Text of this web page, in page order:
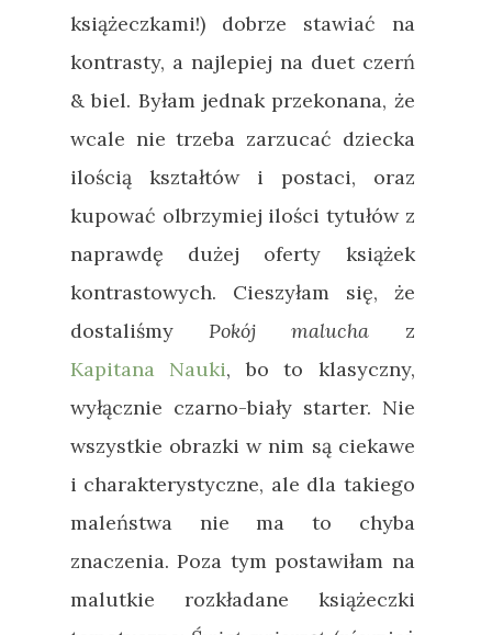
książeczkami!) dobrze stawiać na
kontrasty, a najlepiej na duet czerń
& biel. Byłam jednak przekonana, że
wcale nie trzeba zarzucać dziecka
ilością kształtów i postaci, oraz
kupować olbrzymiej ilości tytułów z
naprawdę dużej oferty książek
kontrastowych. Cieszyłam się, że
dostaliśmyPokój malucha z
Kapitana Nauki, bo to klasyczny,
wyłącznie czarno-biały starter. Nie
wszystkie obrazki w nim są ciekawe
i charakterystyczne, ale dla takiego
maleństwa nie ma to chyba
znaczenia. Poza tym postawiłam na
malutkie rozkładane książeczki